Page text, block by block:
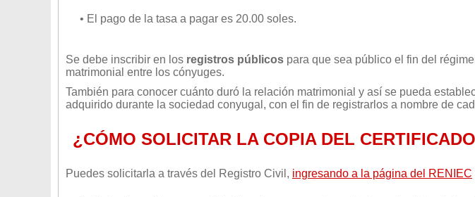
• El pago de la tasa a pagar es 20.00 soles.
Se debe inscribir en los registros públicos para que sea público el fin del
matrimonial entre los cónyuges.
También para conocer cuánto duró la relación matrimonial y así se pueda
adquirido durante la sociedad conyugal, con el fin de registrarlos a nombre de
¿CÓMO SOLICITAR LA COPIA DEL
Puedes solicitarla a través del Registro Civil, ingresando a la página del RENIEC